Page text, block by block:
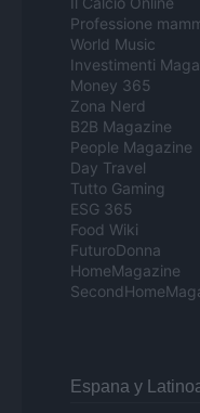
Professione
World Music
Investimenti
Money 365
Zona Nerd
B2B Magazine
People Magazine
Day Travel
Tutto Gaming
ESG 365
Food Wiki
FuturoDonna
HomeMagazine
Espana y